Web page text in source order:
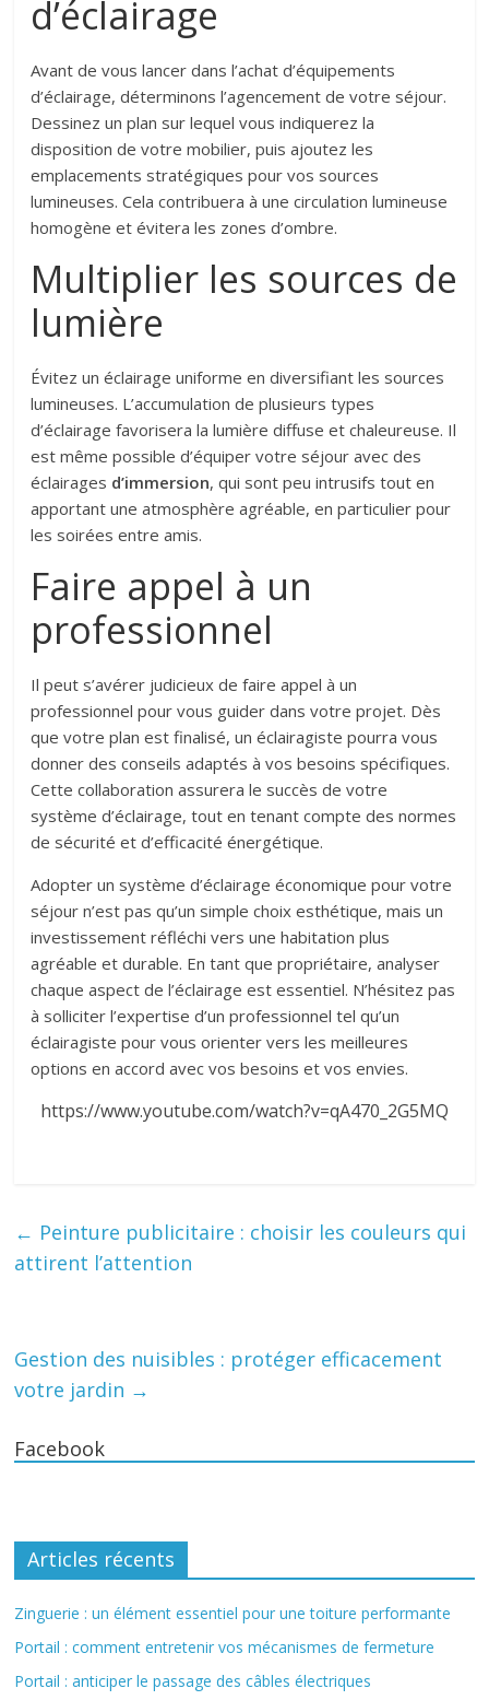
d’éclairage
Avant de vous lancer dans l’achat d’équipements
d’éclairage, déterminons l’agencement de votre séjour.
Dessinez un plan sur lequel vous indiquerez la
disposition de votre mobilier, puis ajoutez les
emplacements stratégiques pour vos sources
lumineuses. Cela contribuera à une circulation lumineuse
homogène et évitera les zones d’ombre.
Multiplier les sources de
lumière
Évitez un éclairage uniforme en diversifiant les sources
lumineuses. L’accumulation de plusieurs types
d’éclairage favorisera la lumière diffuse et chaleureuse. Il
est même possible d’équiper votre séjour avec des
éclairages d’immersion, qui sont peu intrusifs tout en
apportant une atmosphère agréable, en particulier pour
les soirées entre amis.
Faire appel à un
professionnel
Il peut s’avérer judicieux de faire appel à un
professionnel pour vous guider dans votre projet. Dès
que votre plan est finalisé, un éclairagiste pourra vous
donner des conseils adaptés à vos besoins spécifiques.
Cette collaboration assurera le succès de votre
système d’éclairage, tout en tenant compte des normes
de sécurité et d’efficacité énergétique.
Adopter un système d’éclairage économique pour votre
séjour n’est pas qu’un simple choix esthétique, mais un
investissement réfléchi vers une habitation plus
agréable et durable. En tant que propriétaire, analyser
chaque aspect de l’éclairage est essentiel. N’hésitez pas
à solliciter l’expertise d’un professionnel tel qu’un
éclairagiste pour vous orienter vers les meilleures
options en accord avec vos besoins et vos envies.
https://www.youtube.com/watch?v=qA470_2G5MQ
← Peinture publicitaire : choisir les couleurs qui
attirent l’attention
Gestion des nuisibles : protéger efficacement
votre jardin →
Facebook
Articles récents
Zinguerie : un élément essentiel pour une toiture performante
Portail : comment entretenir vos mécanismes de fermeture
Portail : anticiper le passage des câbles électriques